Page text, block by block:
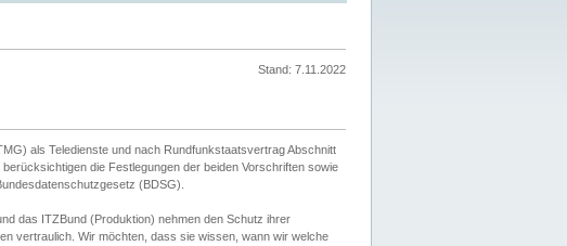
Stand: 7.11.2022
als Teledienste und nach Rundfunkstaatsvertrag Abschnitt
die Festlegungen der beiden Vorschriften sowie
(BDSG).
das ITZBund (Produktion) nehmen den Schutz ihrer
vertraulich. Wir möchten, dass sie wissen, wann wir welche